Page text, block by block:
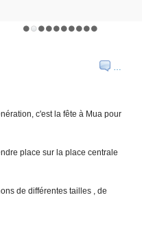
…
c'est la fête à Mua pour
place sur la place centrale
de différentes tailles , de